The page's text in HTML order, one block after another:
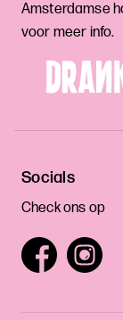
Amsterdamse
voor meer info.
Socials
Check ons op